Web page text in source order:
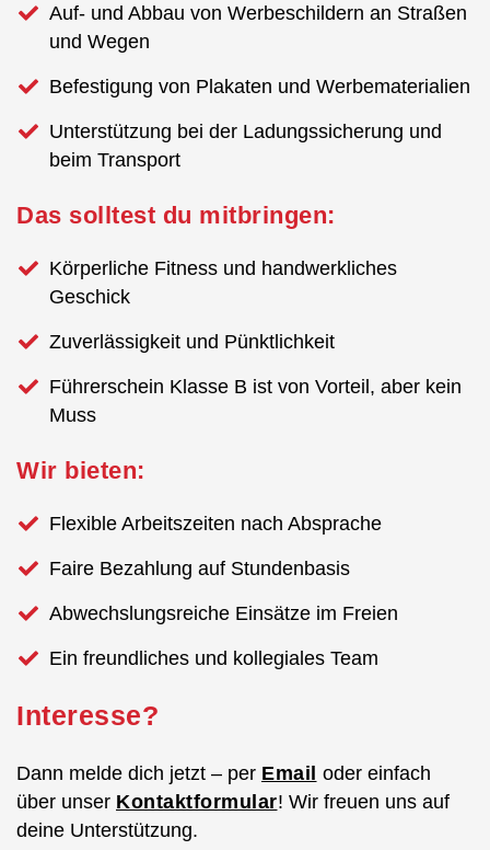
Auf- und Abbau von Werbeschildern an Straßen
und Wegen
Befestigung von Plakaten und Werbematerialien
Unterstützung bei der Ladungssicherung und
beim Transport
Das solltest du mitbringen:
Körperliche Fitness und handwerkliches
Geschick
Zuverlässigkeit und Pünktlichkeit
Führerschein Klasse B ist von Vorteil, aber kein
Muss
Wir bieten:
Flexible Arbeitszeiten nach Absprache
Faire Bezahlung auf Stundenbasis
Abwechslungsreiche Einsätze im Freien
Ein freundliches und kollegiales Team
Interesse?
Dann melde dich jetzt – per Email oder einfach
über unser Kontaktformular! Wir freuen uns auf
deine Unterstützung.